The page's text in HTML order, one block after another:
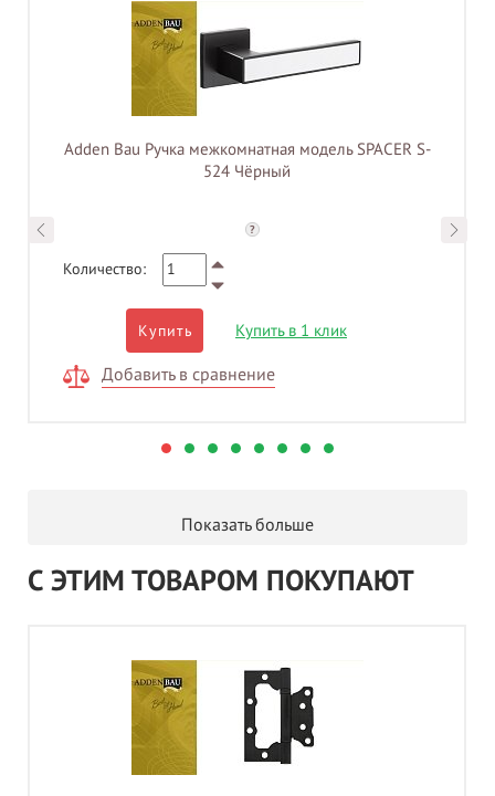
Adden Bau Ручка межкомнатная модель SPACER S-
524 Чёрный
?
Количество:
Купить Купить в 1 клик
Добавить в сравнение
Показать больше
С ЭТИМ ТОВАРОМ ПОКУПАЮТ